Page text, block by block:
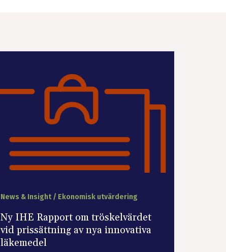
News & Insight / Ekonomisk utvärdering
Ny IHE Rapport om tröskelvärdet
vid prissättning av nya innovativa
läkemedel